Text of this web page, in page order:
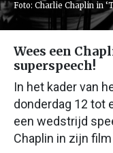
Foto: Charlie Chaplin in
Wees een
superspeech!
In het kader van
donderdag 12 tot
een wedstrijd
Chaplin in zijn film